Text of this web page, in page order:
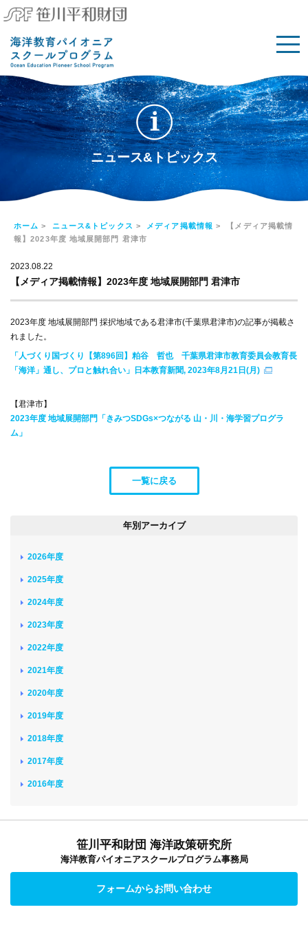
ニュース&トピックス
ホーム > ニュース&トピックス > メディア掲載情報 > 【メディア掲載情
報】2023年度 地域展開部門 君津市
2023.08.22
【メディア掲載情報】2023年度 地域展開部門 君津市
2023年度 地域展開部門 採択地域である君津市(千葉県君津市)の記事が掲載さ
れました。
「人づくり国づくり【第896回】粕谷 哲也 千葉県君津市教育委員会教育長
「海洋」通し、プロと触れ合い」日本教育新聞, 2023年8月21日(月)
【君津市】
2023年度 地域展開部門「きみつSDGs×つながる 山・川・海学習プログラ
ム」
一覧に戻る
年別アーカイブ
2026年度
2025年度
2024年度
2023年度
2022年度
2021年度
2020年度
2019年度
2018年度
2017年度
2016年度
笹川平和財団 海洋政策研究所
海洋教育パイオニアスクールプログラム事務局
フォームからお問い合わせ